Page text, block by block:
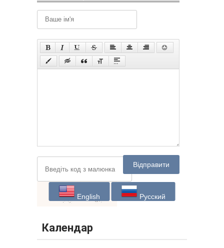
Відправити
English Русский
Календар